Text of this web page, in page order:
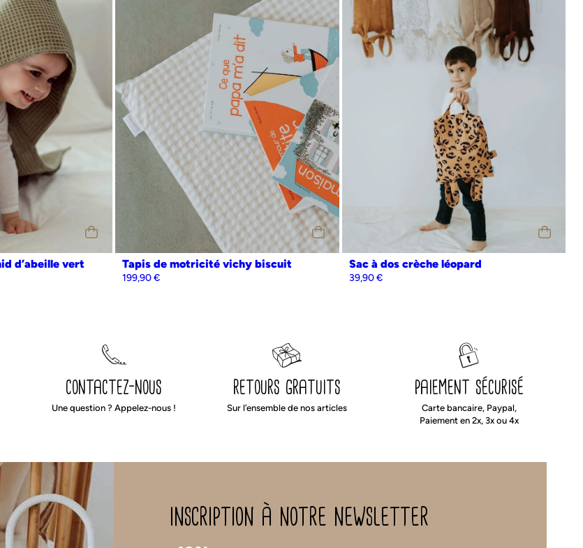
Oui Non
d’abeille vert
Tapis de motricité vichy biscuit
199,90€
Personnalisation Oui
Sac à dos crèche léopard
39,90€
contactez-nous
Une question ? Appelez-nous !
retours gratuits
Sur l’ensemble de nos articles
paiement sécurisé
Carte bancaire, Paypal,
Paiement en 2x, 3x ou 4x
inscription à notre newsletter